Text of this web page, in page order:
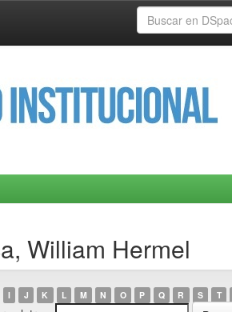
William Hermel
I J K L M N O P Q R S T